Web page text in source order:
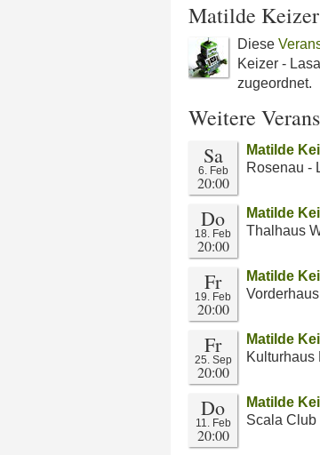
Matilde
Diese
Keizer -
zugeordnet.
Weitere
Sa
6. Feb
20:00
Matilde
Rosenau -
Do
18. Feb
20:00
Matilde
Thalhaus
Fr
19. Feb
20:00
Matilde
Vorderhaus
Fr
25. Sep
20:00
Matilde
Kulturhaus
Do
11. Feb
20:00
Matilde
Scala Club